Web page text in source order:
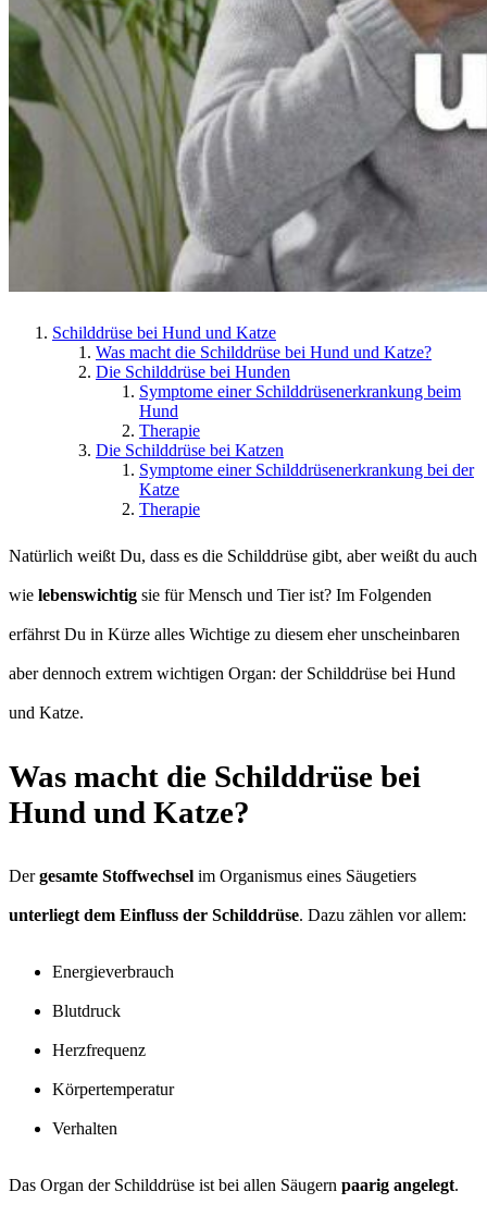
Schilddrüse bei Hund und Katze
Was macht die Schilddrüse bei Hund und Katze?
Die Schilddrüse bei Hunden
Symptome einer Schilddrüsenerkrankung beim
Hund
Therapie
Die Schilddrüse bei Katzen
Symptome einer Schilddrüsenerkrankung bei der
Katze
Therapie
Natürlich weißt Du, dass es die Schilddrüse gibt, aber weißt du auch
wie lebenswichtig sie für Mensch und Tier ist? Im Folgenden
erfährst Du in Kürze alles Wichtige zu diesem eher unscheinbaren
aber dennoch extrem wichtigen Organ: der Schilddrüse bei Hund
und Katze.
Was macht die Schilddrüse bei
Hund und Katze?
Dergesamte Stoffwechsel im Organismus eines Säugetiers
unterliegt dem Einfluss der Schilddrüse. Dazu zählen vor allem:
Energieverbrauch
Blutdruck
Herzfrequenz
Körpertemperatur
Verhalten
Das Organ der Schilddrüse ist bei allen Säugern paarig angelegt.